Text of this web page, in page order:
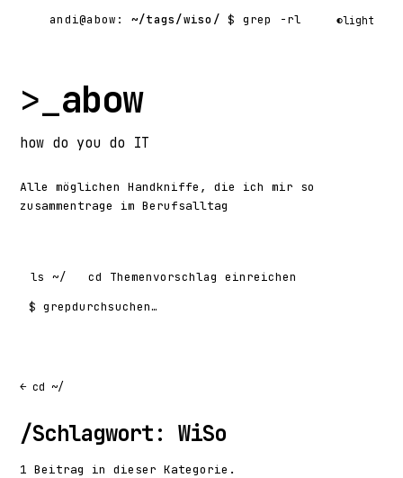
andi@abow: ~/tags/wiso/ $ grep -rl ◐light
>_abow
how do you do IT
Alle möglichen Handkniffe, die ich mir so
zusammentrage im Berufsalltag
ls ~/ cd
Themenvorschlag einreichen
$ grep
Suchen nach:
← cd ~/
/Schlagwort: WiSo
1 Beitrag in dieser Kategorie.